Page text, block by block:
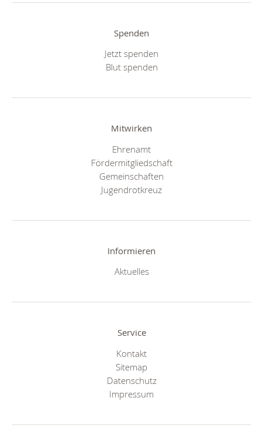
Spenden
Jetzt spenden
Blut spenden
Mitwirken
Ehrenamt
Fördermitgliedschaft
Gemeinschaften
Jugendrotkreuz
Informieren
Aktuelles
Service
Kontakt
Sitemap
Datenschutz
Impressum